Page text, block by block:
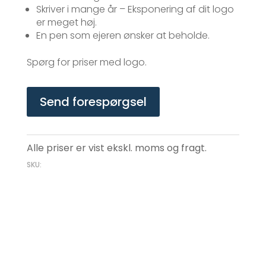
Skriver i mange år – Eksponering af dit logo
er meget høj.
En pen som ejeren ønsker at beholde.
Spørg for priser med logo.
Send forespørgsel
Alle priser er vist ekskl. moms og fragt.
SKU: